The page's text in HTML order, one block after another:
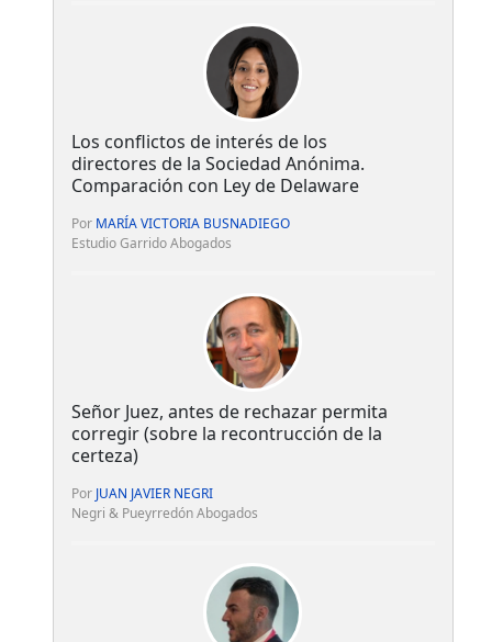
Los conflictos de interés de los
directores de la Sociedad Anónima.
Comparación con Ley de Delaware
Por MARÍA VICTORIA BUSNADIEGO
Estudio Garrido Abogados
Señor Juez, antes de rechazar permita
corregir (sobre la recontrucción de la
certeza)
Por JUAN JAVIER NEGRI
Negri & Pueyrredón Abogados